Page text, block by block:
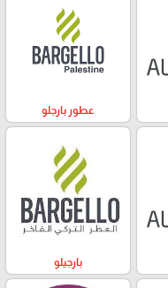
عطور بارجلو
بارجيلو